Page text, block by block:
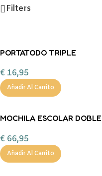
Filters
PORTATODO TRIPLE
MAGIC UNICORN
€ 16,95
Añadir Al Carrito
MOCHILA ESCOLAR DOBLE
UNICORN + CARRO
€ 66,95
Añadir Al Carrito